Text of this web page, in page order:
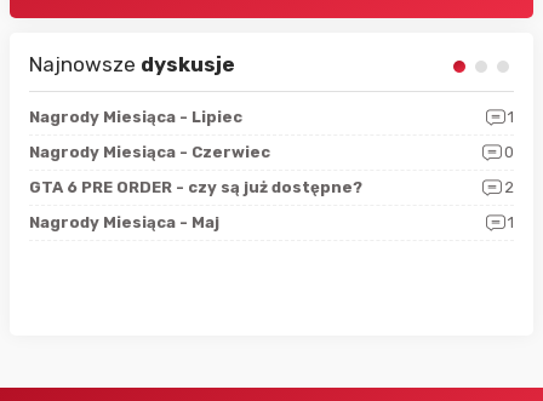
Najnowsze dyskusje
Nagrody Miesiąca - Lipiec
1
Nagrody Miesiąca - Czerwiec
0
GTA 6 PRE ORDER - czy są już dostępne?
2
Nagrody Miesiąca - Maj
1